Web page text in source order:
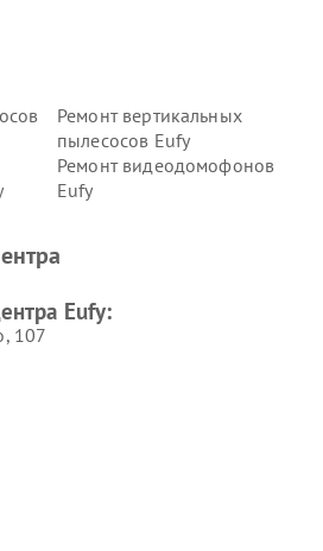
Ремонт вертикальных
пылесосов Eufy
Ремонт видеодомофонов
Eufy
Eufy:
107